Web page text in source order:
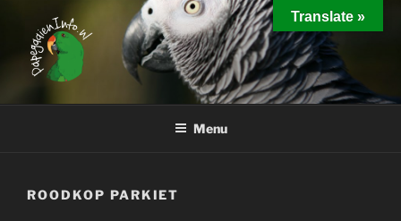
inhoud
PAPEGAAIEN INFO
Interessante weetjes over het houden van papegaaien
Menu
ROODKOP PARKIET
Translate »